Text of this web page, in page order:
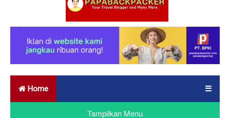
Home ☰
Tampilkan Menu